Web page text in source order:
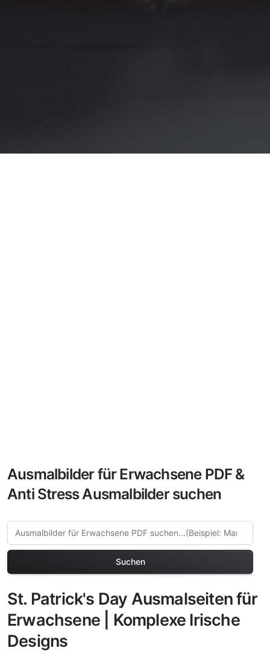
Ausmalbilder für Erwachsene PDF &
Anti Stress Ausmalbilder suchen
Suchen
St. Patrick's Day Ausmalseiten für
Erwachsene | Komplexe Irische
Designs